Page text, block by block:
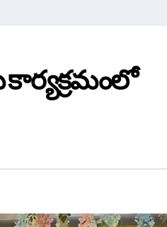
కార్యక్రమంలో